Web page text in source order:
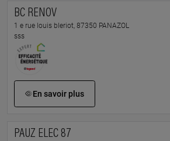
BC RENOV
1 e rue louis bleriot, 87350 PANAZOL
sss
En savoir plus
PAUZ ELEC 87